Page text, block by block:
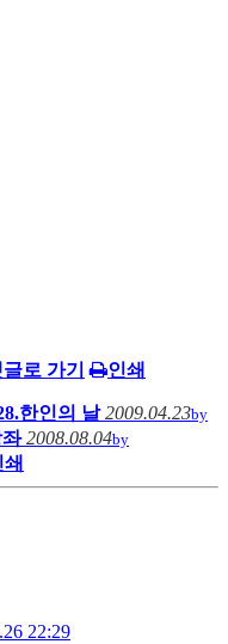
로 가기 인쇄
한인의 날 2009.04.23by
2008.08.04by
쇄
22:29